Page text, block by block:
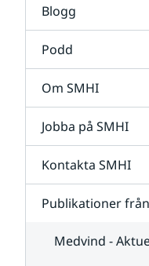
Blogg
Podd
Om SMHI
Jobba på SMHI
Kontakta SMHI
Publikationer
Medvind -